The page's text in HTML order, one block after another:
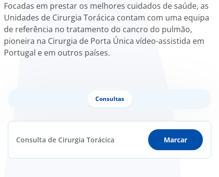
Sport
Focadas em prestar os melhores cuidados de saúde, as
Unidades de Cirurgia Torácica contam com uma equipa
de referência no tratamento do cancro do pulmão,
pioneira na Cirurgia de Porta Única vídeo-assistida em
Portugal e em outros países.
Consultas
Consulta de Cirurgia Torácica Marcar